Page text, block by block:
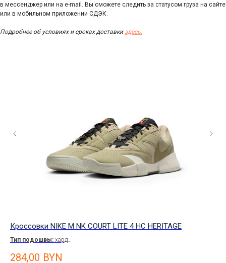
в мессенджер или на e-mail. Вы сможете следить за статусом груза на сайте
или в мобильном приложении СДЭК.
Подробнее об условиях и сроках доставки здесь.
Кроссовки NIKE M NK COURT LITE 4 HC HERITAGE
Тип подошвы: хард
Мужские
284,00 BYN